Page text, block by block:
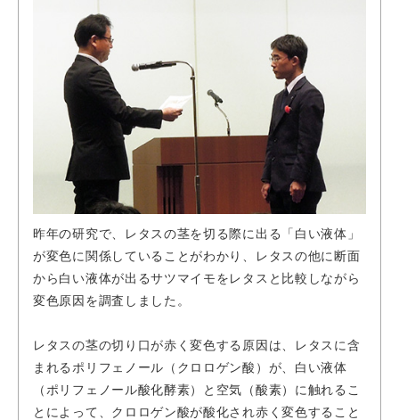
昨年の研究で、レタスの茎を切る際に出る「白い液体」
が変色に関係していることがわかり、レタスの他に断面
から白い液体が出るサツマイモをレタスと比較しながら
変色原因を調査しました。
レタスの茎の切り口が赤く変色する原因は、レタスに含
まれるポリフェノール（クロロゲン酸）が、白い液体
（ポリフェノール酸化酵素）と空気（酸素）に触れるこ
とによって、クロロゲン酸が酸化され赤く変色すること